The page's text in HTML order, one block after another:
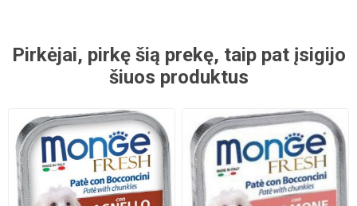
Pirkėjai, pirkę šią prekę, taip pat įsigijo
šiuos produktus